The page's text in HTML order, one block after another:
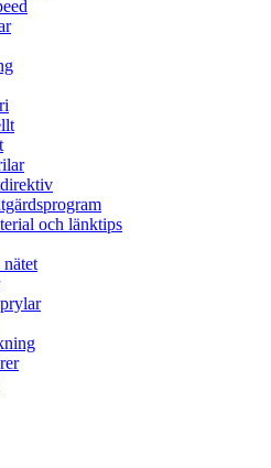
och länktips
nätet